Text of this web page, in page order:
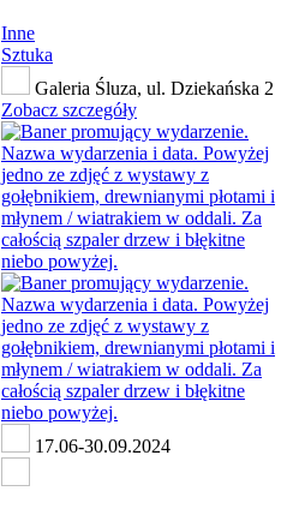
Inne
Sztuka
Galeria Śluza, ul. Dziekańska 2
Zobacz szczegóły
17.06-30.09.2024